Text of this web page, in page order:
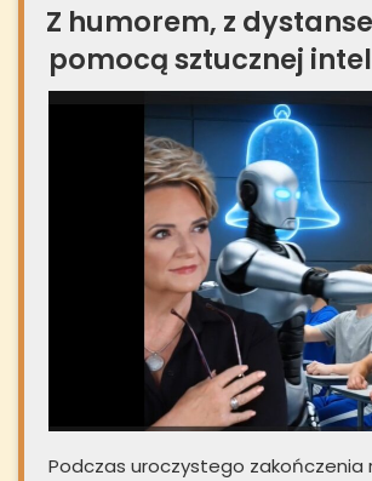
Z humorem, z
pomocą sztucznej
Podczas uroczystego zakończenia